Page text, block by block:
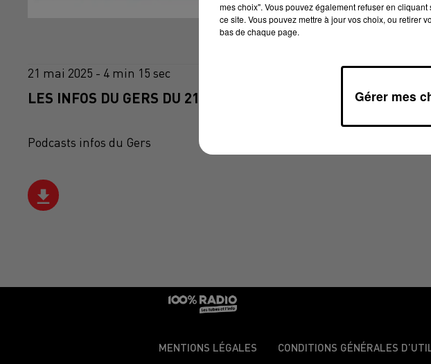
21 mai 2025 - 4 min 15 sec
LES INFOS DU GERS DU 21/05/2025 À 08H00
Podcasts infos du Gers
MENTIONS LÉGALES CONDITIONS GÉNÉRALES
mes choix". Vous pouvez également refuser en
ce site. Vous pouvez mettre à jour vos choix, ou retirer
bas de chaque page.
Gérer mes